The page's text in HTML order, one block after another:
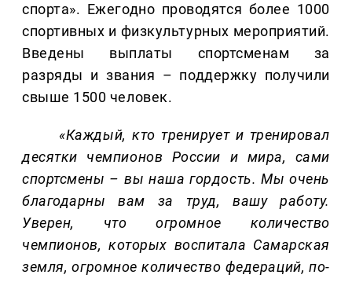
спорта». Ежегодно проводятся более 1000
спортивных и физкультурных мероприятий.
Введены выплаты спортсменам за
разряды и звания – поддержку получили
свыше 1500 человек.
«Каждый, кто тренирует и тренировал
десятки чемпионов России и мира, сами
спортсмены – вы наша гордость. Мы очень
благодарны вам за труд, вашу работу.
Уверен, что огромное количество
чемпионов, которых воспитала Самарская
земля, огромное количество федераций, по-